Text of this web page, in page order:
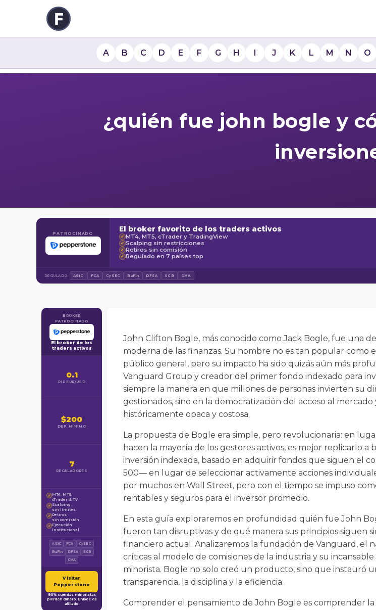
A B C D E F G H I J K L M N O
¿quién fue john bogle y
PATROCINADO El broker favorito de los traders activos
✓ MT4, MT5, cTrader y TradingView
✓ Scalping sin restricciones
✓ Retiros sin comisión
✓ Regulado en 7 países top
REGULADO: ASIC FCA CySEC BaFin DFSA SCB CMA
BROKER
PATROCINADO
El broker de los
traders activos
0.1
PIP EUR/USD
$200
DEP. MÍNIMO
7
REGULADORES
✓ MT4, MT5,
cTrader & TV
✓ Scalping
sin límites
✓ Retiros
sin comisión
✓ Ejecución
institucional
ASIC FCA
CySEC
BaFin
DFSA
SCB
CMA
Visitar
Pepperstone
80% cuentas minoristas
pierden dinero. Enlace de
afiliado.
John Clifton Bogle, más conocido como Jack Bogle, fue una
moderna de las finanzas. Su nombre no es tan popular como
público general, pero su impacto ha sido quizás aún más
Vanguard Group y creador del primer fondo indexado para
siempre la manera en que millones de personas invierten su
gestionados, sino en la democratización del acceso al
históricamente opaca y costosa.
La propuesta de Bogle era simple, pero revolucionaria: en
hacen la mayoría de los gestores activos, es mejor replicarlo a
inversión indexada, basado en adquirir fondos que siguen el
500— en lugar de seleccionar activamente acciones
por muchos en Wall Street, pero con el tiempo se impuso
rentables y seguros para el inversor promedio.
En esta guía exploraremos en profundidad quién fue John
fueron tan disruptivas y de qué manera sus principios siguen
financiero actual. Analizaremos la fundación de Vanguard, el
críticas al modelo de comisiones de la industria y su
minorista. Bogle no solo creó un producto, sino que instauró
transparencia, la disciplina y la eficiencia.
Comprender el pensamiento de John Bogle es comprender